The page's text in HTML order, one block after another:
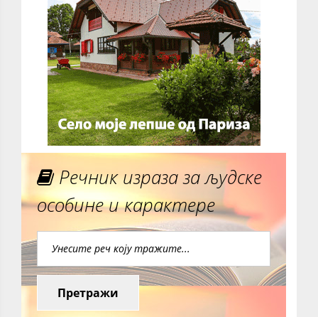
Речник израза за људске
особине и карактере
Претражи